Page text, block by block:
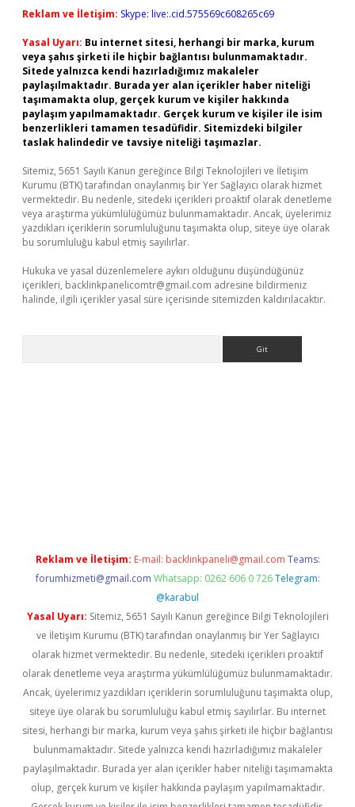
Reklam ve İletişim: Skype: live:.cid.575569c608265c69
Yasal Uyarı: Bu internet sitesi, herhangi bir marka, kurum
veya şahıs şirketi ile hiçbir bağlantısı bulunmamaktadır.
Sitede yalnızca kendi hazırladığımız makaleler
paylaşılmaktadır. Burada yer alan içerikler haber niteliği
taşımamakta olup, gerçek kurum ve kişiler hakkında
paylaşım yapılmamaktadır. Gerçek kurum ve kişiler ile isim
benzerlikleri tamamen tesadüfidir. Sitemizdeki bilgiler
taslak halindedir ve tavsiye niteliği taşımazlar.
Sitemiz, 5651 Sayılı Kanun gereğince Bilgi Teknolojileri ve İletişim
Kurumu (BTK) tarafından onaylanmış bir Yer Sağlayıcı olarak hizmet
vermektedir. Bu nedenle, sitedeki içerikleri proaktif olarak denetleme
veya araştırma yükümlülüğümüz bulunmamaktadır. Ancak, üyelerimiz
yazdıkları içeriklerin sorumluluğunu taşımakta olup, siteye üye olarak
bu sorumluluğu kabul etmiş sayılırlar.
Hukuka ve yasal düzenlemelere aykırı olduğunu düşündüğünüz
içerikleri, backlinkpanelicomtr@gmail.com adresine bildirmeniz
halinde, ilgili içerikler yasal süre içerisinde sitemizden kaldırılacaktır.
Reklam ve İletişim: E-mail: backlinkpaneli@gmail.com Teams:
forumhizmeti@gmail.com Whatsapp: 0262 606 0 726 Telegram:
@karabul
Yasal Uyarı: Sitemiz, 5651 Sayılı Kanun gereğince Bilgi Teknolojileri
ve İletişim Kurumu (BTK) tarafından onaylanmış bir Yer Sağlayıcı
olarak hizmet vermektedir. Bu nedenle, sitedeki içerikleri proaktif
olarak denetleme veya araştırma yükümlülüğümüz bulunmamaktadır.
Ancak, üyelerimiz yazdıkları içeriklerin sorumluluğunu taşımakta olup,
siteye üye olarak bu sorumluluğu kabul etmiş sayılırlar. Bu internet
sitesi, herhangi bir marka, kurum veya şahıs şirketi ile hiçbir bağlantısı
bulunmamaktadır. Sitede yalnızca kendi hazırladığımız makaleler
paylaşılmaktadır. Burada yer alan içerikler haber niteliği taşımamakta
olup, gerçek kurum ve kişiler hakkında paylaşım yapılmamaktadır.